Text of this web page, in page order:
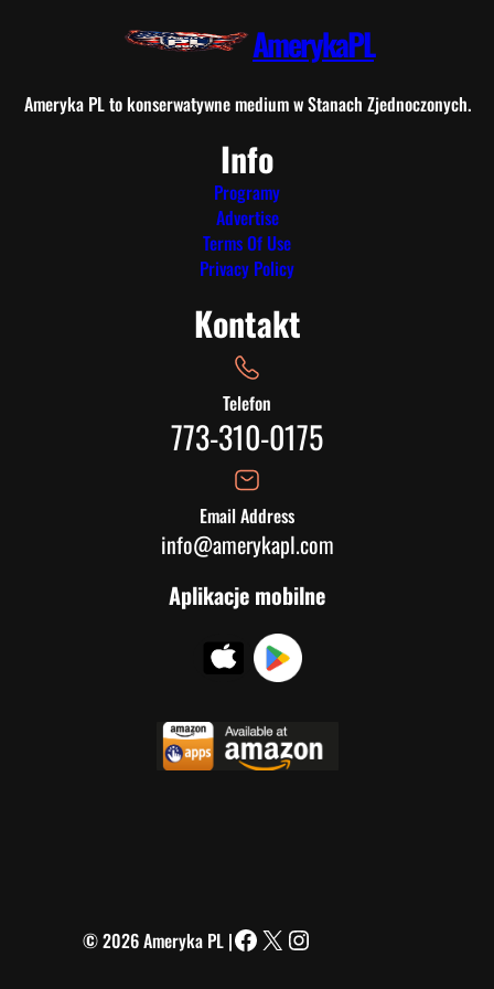
AmerykaPL
Ameryka PL to konserwatywne medium w Stanach Zjednoczonych.
Info
Programy
Advertise
Terms Of Use
Privacy Policy
Kontakt
Telefon
773-310-0175
Email Address
info@amerykapl.com
Aplikacje mobilne
© 2026 Ameryka PL |
Facebook
X Instagram